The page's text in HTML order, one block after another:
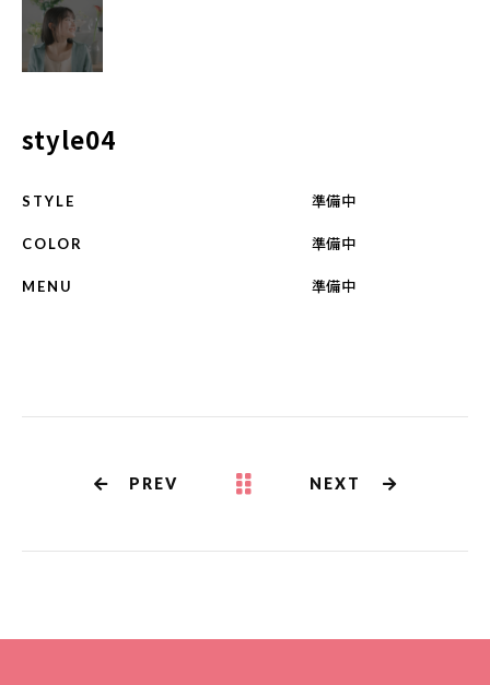
style04
STYLE 準備中
COLOR 準備中
MENU 準備中
PREV NEXT
【anrio MAR】営業時間
098-917-5366